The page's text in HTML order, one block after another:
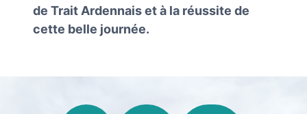
de Trait Ardennais et à la réussite de
cette belle journée.